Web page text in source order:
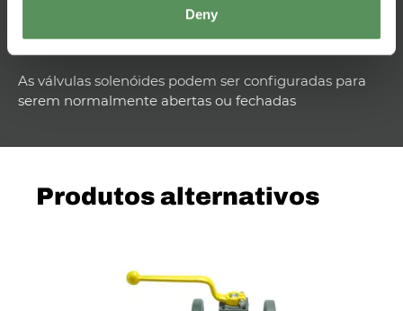
Deny
As válvulas vêm com atuadores de abertura lenta e
As válvulas solenóides podem ser configuradas para
serem normalmente abertas ou fechadas
Produtos alternativos